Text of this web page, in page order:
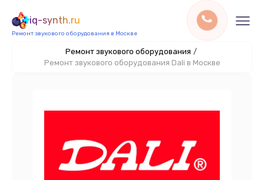
iq-synth.ru
Ремонт звукового оборудования в Москве
Ремонт звукового оборудования /
Ремонт звукового оборудования Dali в Москве